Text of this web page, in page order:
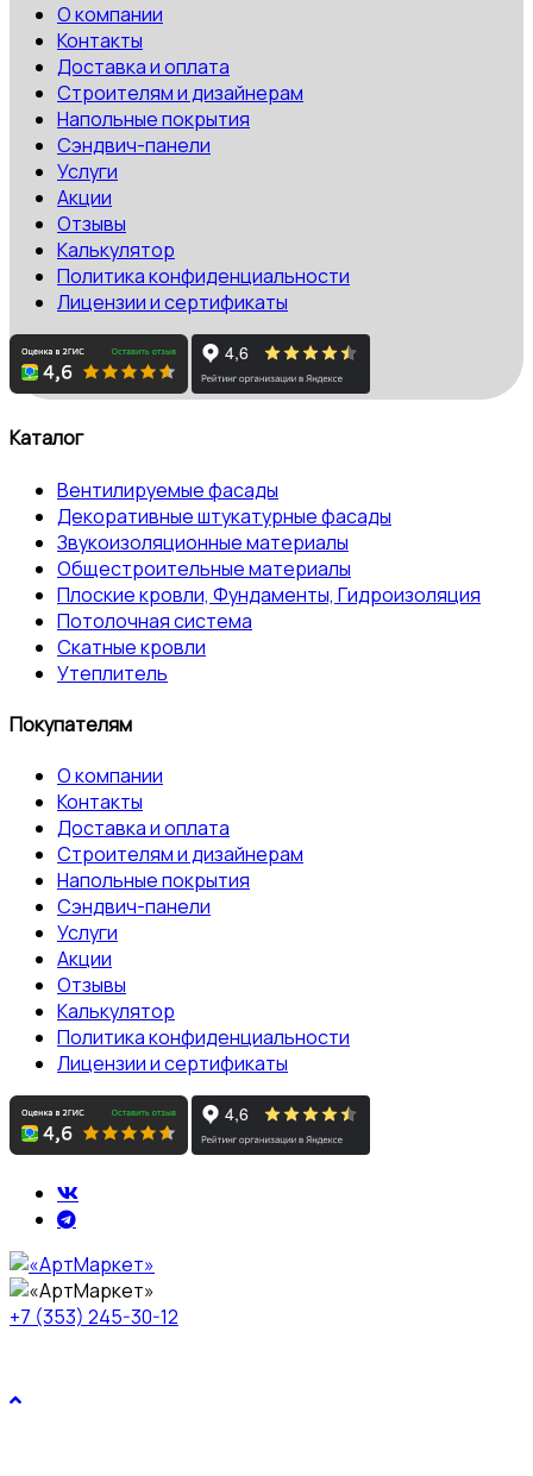
О компании
Контакты
Доставка и оплата
Строителям и дизайнерам
Напольные покрытия
Сэндвич-панели
Услуги
Акции
Отзывы
Калькулятор
Политика конфиденциальности
Лицензии и сертификаты
Каталог
Вентилируемые фасады
Декоративные штукатурные фасады
Звукоизоляционные материалы
Общестроительные материалы
Плоские кровли, Фундаменты, Гидроизоляция
Потолочная система
Скатные кровли
Утеплитель
Покупателям
О компании
Контакты
Доставка и оплата
Строителям и дизайнерам
Напольные покрытия
Сэндвич-панели
Услуги
Акции
Отзывы
Калькулятор
Политика конфиденциальности
Лицензии и сертификаты
+7 (353) 245-30-12